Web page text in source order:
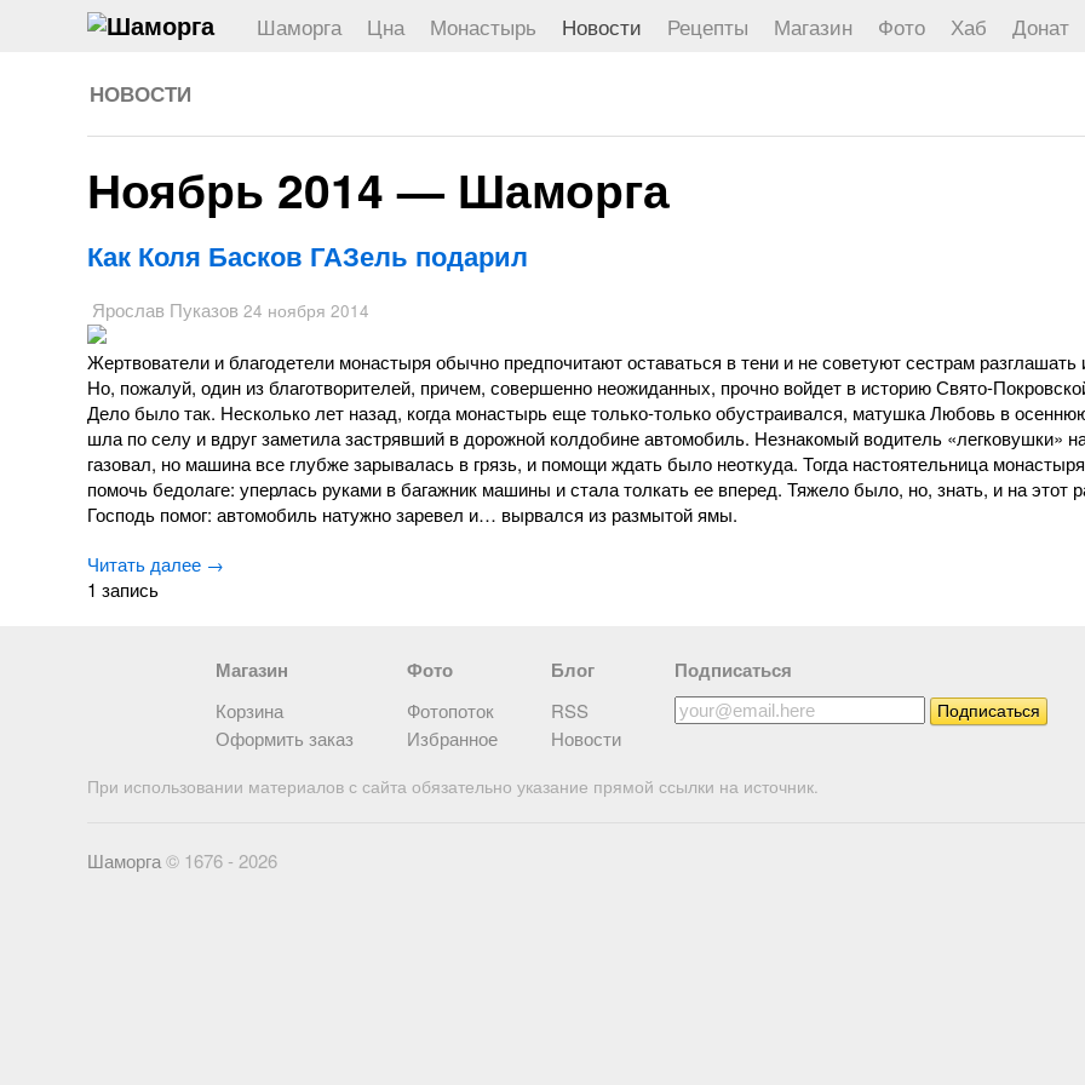
Шаморга Цна Монастырь Новости Рецепты Магазин Фото Хаб Донат
НОВОСТИ
Ноябрь 2014 — Шаморга
Как Коля Басков ГАЗель подарил
Ярослав Пуказов 24 ноября 2014
Жертвователи и благодетели монастыря обычно предпочитают оставаться в тени и не советуют сестрам разглашать
Но, пожалуй, один из благотворителей, причем, совершенно неожиданных, прочно войдет в историю Свято-
Дело было так. Несколько лет назад, когда монастырь еще только-только обустраивался, матушка Любовь в
шла по селу и вдруг заметила застрявший в дорожной колдобине автомобиль. Незнакомый водитель «легковушки»
газовал, но машина все глубже зарывалась в грязь, и помощи ждать было неоткуда. Тогда настоятельница
помочь бедолаге: уперлась руками в багажник машины и стала толкать ее вперед. Тяжело было, но, знать, и на этот
Господь помог: автомобиль натужно заревел и… вырвался из размытой ямы.
Читать далее →
1 запись
Магазин
Корзина
Оформить заказ
Фото
Фотопоток
Избранное
Блог
RSS
Новости
Подписаться
При использовании материалов с сайта обязательно указание прямой ссылки на источник.
Шаморга© 1676 - 2026